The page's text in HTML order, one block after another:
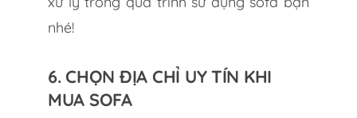
nhé!
6. CHỌN ĐỊA CHỈ UY TÍN KHI
MUA SOFA